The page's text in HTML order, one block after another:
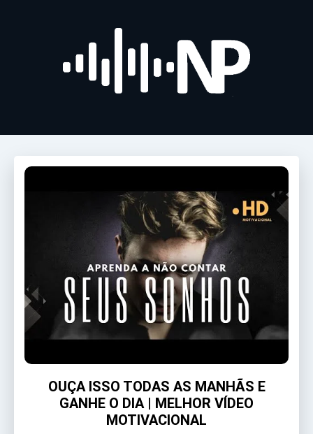
OUÇA ISSO TODAS AS MANHÃS E
GANHE O DIA | MELHOR VÍDEO
MOTIVACIONAL